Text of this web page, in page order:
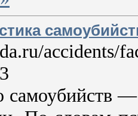
accidents/
самоубийств